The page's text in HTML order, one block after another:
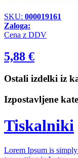
SKU: 000019161
Zaloga:
Cena z DDV
5,88 €
Ostali izdelki iz
Izpostavljene
Tiskalniki
Lorem Ipsum is